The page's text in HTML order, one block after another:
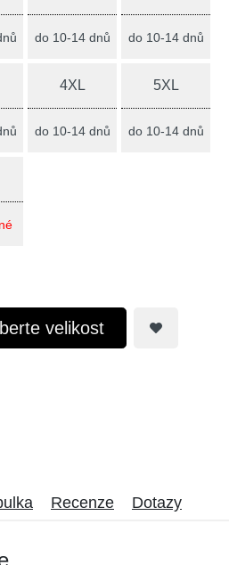
do 10-14 dnů do 10-14 dnů
4XL
do 10-14 dnů
5XL
do 10-14 dnů
velikost
Recenze Dotazy